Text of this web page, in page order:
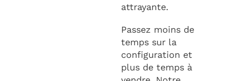
attrayante.
Passez moins de
temps sur la
configuration et
plus de temps à